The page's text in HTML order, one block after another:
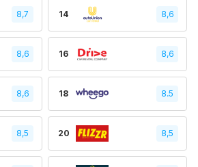
8,7 14 8,6
8,6 16 8,6
8,6 18 8.5
8,5 20 8,5